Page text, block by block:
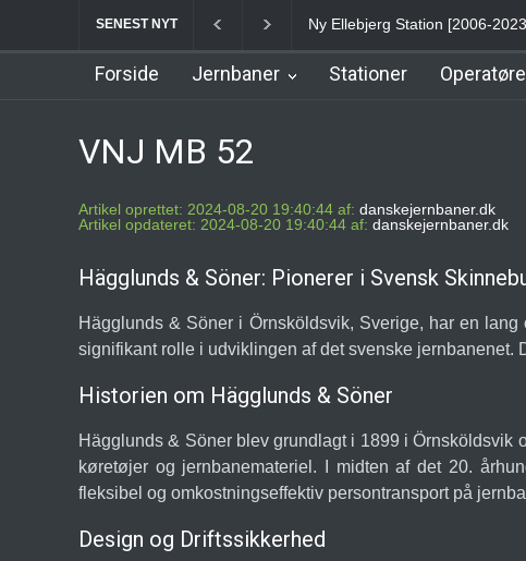
SENEST NYT
Ny Ellebjerg Station [2006-2023] Vesterport Stationcirca 18
Forside Jernbaner Stationer
VNJ MB 52
Artikel oprettet: 2024-08-20 19:40:44 af: danskejernbaner.dk
Artikel opdateret: 2024-08-20 19:40:44 af: danskejernbaner.dk
Hägglunds & Söner: Pionerer i Svensk
Hägglunds & Söner i Örnsköldsvik, Sverige, har en
signifikant rolle i udviklingen af det svenske jernbanenet.
Historien om Hägglunds & Söner
Hägglunds & Söner blev grundlagt i 1899 i
køretøjer og jernbanemateriel. I midten af det 20.
fleksibel og omkostningseffektiv persontransport på
Design og Driftssikkerhed